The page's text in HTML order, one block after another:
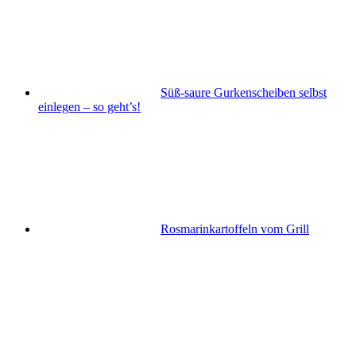
Süß-saure Gurkenscheiben selbst
einlegen – so geht’s!
Rosmarinkartoffeln vom Grill